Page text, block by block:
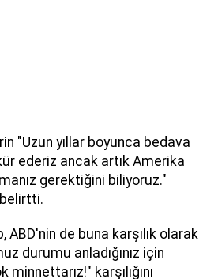
"Uzun yıllar boyunca bedava
ederiz ancak artık Amerika
gerektiğini biliyoruz."
ABD'nin de buna karşılık olarak
durumu anladığınız için
karşılığını